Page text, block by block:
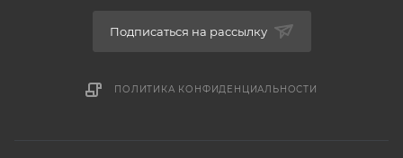
Подписаться на рассылку
ПОЛИТИКА КОНФИДЕНЦИАЛЬНОСТИ